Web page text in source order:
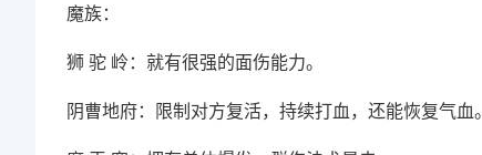
魔族：
狮 驼 岭：就有很强的面伤能力。
阴曹地府：限制对方复活，持续打血，还能恢复气血。